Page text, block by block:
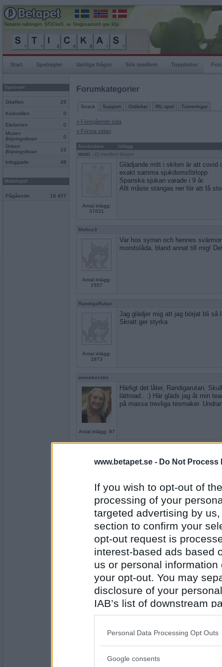
www.betapet.se - Do Not Process
If you wish to opt-out of
processing of your
targeted advertising by
section to confirm your
opt-out request is
interest-based ads based
us or personal
your opt-out. You may
disclosure of your
IAB’s list of downstream
also be disclosed by us
Downstream Participants
Please note that this
Personal Data Processing Opt Outs
Google consents
Senaste rullningen, STICkaS, av Stegosaurus6 gav 91p
Start Spelregler Vanliga frågor Sök medlem Topplistor
Spelrum
Giraffen 25
Krokodilen 0
Elefanten
0
Musen
Böjningslistan
0
Grisen
Böjningslistan
23
Inloggade 48
Mobilspel
Pågående 18 457
Forumkategorier
Snack Support Ordlekar IRL-spel Turneringar
« Föregående sida
« Första sidan
Användare
Inlägg
ttiittii - Ej medlem längre
Antal inlägg:
37631
Glädjande mitt i skiten är att covid
exakt samma sjukdomsförlopp .
Spanska sjukan varade i 9 år.
Allt måste stängas ner för att få
Mollee3
Antal inlägg:
1557
Var hos syrran och hennes
morotslåda, bland annat till mig!
RandigaRutan
Antal inlägg:
2873
Jag glädjer mig att jag börjat bli så
Skratt ger styrka
anniekerstin
Antal inlägg: 87
Härligt det låter, Randigarutan.
lättroad.. :) Här gläds jag åt min
på massa trevliga tesmaker.
Antal inlägg:
1728
Svenska Skidskyttarnas
mycket <3
Antal inlägg:
3887
Att det är Finlands dag idag
lolololololo
Glädjer mig åt att min pappa som